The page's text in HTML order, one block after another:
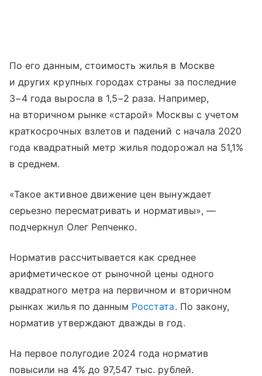
По его данным, стоимость жилья в Москве
и других крупных городах страны за последние
3−4 года выросла в 1,5−2 раза. Например,
на вторичном рынке «старой» Москвы с учетом
краткосрочных взлетов и падений с начала 2020
года квадратный метр жилья подорожал на 51,1%
в среднем.
«Такое активное движение цен вынуждает
серьезно пересматривать и нормативы», —
подчеркнул Олег Репченко.
Норматив рассчитывается как среднее
арифметическое от рыночной цены одного
квадратного метра на первичном и вторичном
рынках жилья по данным Росстата. По закону,
норматив утверждают дважды в год.
На первое полугодие 2024 года норматив
повысили на 4% до 97,547 тыс. рублей.